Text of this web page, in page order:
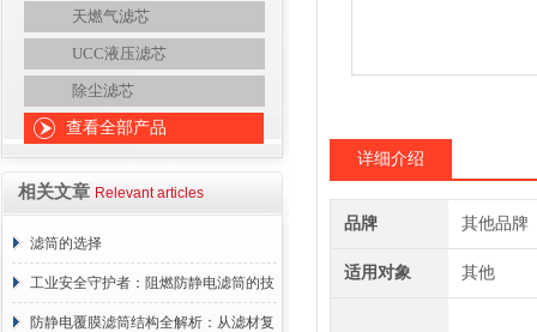
天燃气滤芯
UCC液压滤芯
除尘滤芯
查看全部产品
相关文章 Relevant articles
滤筒的选择
工业安全守护者：阻燃防静电滤筒的技
术原理与应用解析
防静电覆膜滤筒结构全解析：从滤材复
详细介绍
品牌 其他品牌
适用对象 其他